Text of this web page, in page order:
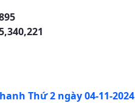
Thứ 2 ngày 04-11-2024